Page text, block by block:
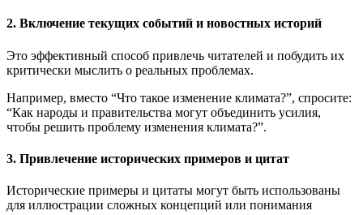
2. Включение текущих событий и новостных историй
Это эффективный способ привлечь читателей и побудить их
критически мыслить о реальных проблемах.
Например, вместо “Что такое изменение климата?”, спросите:
“Как народы и правительства могут объединить усилия,
чтобы решить проблему изменения климата?”.
3. Привлечение исторических примеров и цитат
Исторические примеры и цитаты могут быть использованы
для иллюстрации сложных концепций или понимания